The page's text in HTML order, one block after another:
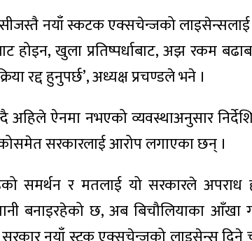
नयाँ स्कटक एक्सचेन्जको
होइन, खुला प्रतिष्पर्धाबाट, अझ रकम
रद्द हुनुपर्छ’, अध्यक्ष प्रचण्डले भने ।
अहिले ऐनमा नभएको व्यवस्थाअनुसार
सरकारलाई आरोप लगाएका छन् ।
समर्थन र मतलाई यो सरकारले अपराध
बनाइरहेको छ, अब बिचौलियाका आँखा